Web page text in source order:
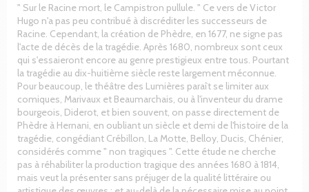
" Sur le Racine mort, le Campistron pullule. " Ce vers de Victor
Hugo n'a pas peu contribué à discréditer les successeurs de
Racine. Cependant, la création de Phèdre, en 1677, ne signe pas
l'acte de décès de la tragédie. Après 1680, nombreux sont ceux
qui s'essaieront encore au genre prestigieux entre tous. Pourtant
la tragédie au dix-huitième siècle reste largement méconnue.
Pour beaucoup, le théâtre des Lumières paraît se limiter aux
comiques, Marivaux et Beaumarchais, ou à l'inventeur du drame
bourgeois, Diderot, et bien souvent, on passe directement de
Phèdre à Hernani, en oubliant un siècle et demi de l'histoire de la
tragédie, congédiant Crébillon, La Motte, Belloy, Ducis, Chénier,
considérés comme " non tragiques ". Cette étude ne cherche
pas à réhabiliter la production tragique des années 1680 à 1814,
mais veut la présenter sans préjuger de la qualité littéraire ou